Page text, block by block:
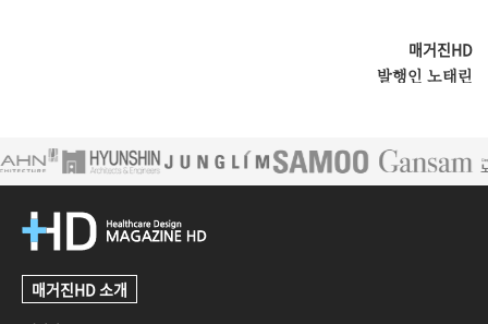
매거진HD
발행인 노태린
매거진HD 소개